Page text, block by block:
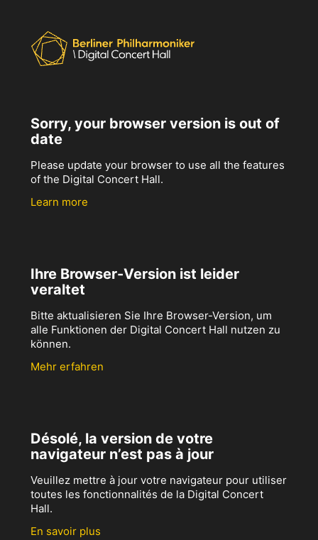
Sorry, your browser version is out of
date
Please update your browser to use all the features
of the Digital Concert Hall.
Learn more
Ihre Browser-Version ist leider
veraltet
Bitte aktualisieren Sie Ihre Browser-Version, um
alle Funktionen der Digital Concert Hall nutzen zu
können.
Mehr erfahren
Désolé, la version de votre
navigateur n’est pas à jour
Veuillez mettre à jour votre navigateur pour utiliser
toutes les fonctionnalités de la Digital Concert
Hall.
En savoir plus